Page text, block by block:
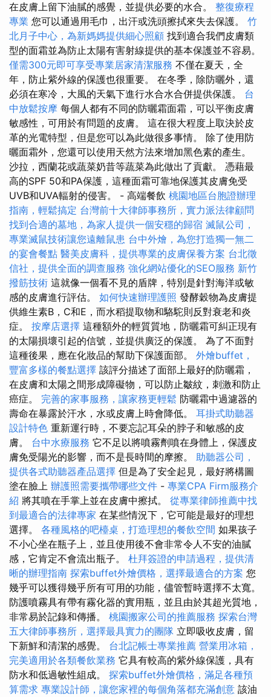
在皮膚上留下油膩的感覺，並提供必要的水合。 整復療程
專業 您可以通過用毛巾，出汗或洗頭擦拭來失去保護。 竹
北月子中心，為新媽媽提供細心照顧 找到適合我們皮膚類
型的面霜並為防止太陽有害射線提供的基本保護並不容易。
僅需300元即可享受專業居家清潔服務 不僅在夏天，全
年，防止紫外線的保護也很重要。 在冬季，除防曬外，還
必須在寒冷，大風的天氣下進行水合水合併提供保護。 台
中放鬆按摩 每個人都有不同的防曬霜面霜，可以平衡皮膚
敏感性，可用於有問題的皮膚。 這在很大程度上取決於皮
革的光電特型，但是您可以為此做很多事情。 除了使用防
曬面霜外，您還可以使用天然方法來增加黑色素的產生。
沙拉，西蘭花或蔬菜奶昔等蔬菜為此做出了貢獻。 憑藉最
高的SPF 50和PA保護，這種面霜可靠地保護其皮膚免受
UVB和UVA輻射的侵害。 - 高端餐飲 桃園地區台胞證辦理
指南，輕鬆搞定 台灣前十大律師事務所，實力派法律顧問
找到合適的墓地，為家人提供一個安穩的歸宿 滅鼠公司，
專業滅鼠技術讓您遠離鼠患 台中外燴，為您打造獨一無二
的宴會餐點 醫美皮膚科，提供專業的皮膚保養方案 台北徵
信社，提供全面的調查服務 強化網站優化的SEO服務 新竹
撥筋技術 這就像一個看不見的盾牌，特別是針對海洋或敏
感的皮膚進行評估。 如何快速辦理護照 發酵穀物為皮膚提
供維生素B，C和E，而水稻提取物和駱駝則反對衰老和炎
症。 按摩店選擇 這種額外的輕質質地，防曬霜可糾正現有
的太陽損壞引起的信號，並提供廣泛的保護。 為了不面對
這種後果，應在化妝品的幫助下保護面部。 外燴buffet，
豐富多樣的餐點選擇 該評分描述了面部上最好的防曬霜，
在皮膚和太陽之間形成障礙物，可以防止皺紋，刺激和防止
癌症。 完善的家事服務，讓家務更輕鬆 防曬霜中過濾器的
壽命在暴露於汗水，水或皮膚上時會降低。 耳掛式助聽器
設計特色 重新運行時，不要忘記耳朵的脖子和敏感的皮
膚。 台中水療服務 它不足以將噴霧劑噴在身體上，保護皮
膚免受陽光的影響，而不是長時間的摩擦。 助聽器公司，
提供各式助聽器產品選擇 但是為了安全起見，最好將構圖
塗在臉上 辦護照需要攜帶哪些文件 - 專業CPA Firm服務介
紹 將其噴在手掌上並在皮膚中擦拭。 從專業律師推薦中找
到最適合的法律專家 在某些情況下，它可能是最好的理想
選擇。 各種風格的吧檯桌，打造理想的餐飲空間 如果孩子
不小心坐在瓶子上，並且使用後不會非常令人不安的油膩
感，它肯定不會流出瓶子。 杜拜簽證的申請過程，提供清
晰的辦理指南 探索buffet外燴價格，選擇最適合的方案 您
幾乎可以獲得幾乎所有可用的功能，儘管暫時選擇不太寬。
防護噴霧具有帶有霧化器的實用瓶，並且由於其超光質地，
非常易於記錄和傳播。 桃園搬家公司的推薦服務 探索台灣
五大律師事務所，選擇最具實力的團隊 立即吸收皮膚，留
下新鮮和清潔的感覺。 台北記帳士專業推薦 營業用冰箱，
完美適用於各類餐飲業務 它具有較高的紫外線保護，具有
防水和低過敏性組成。 探索buffet外燴價格，滿足各種預
算需求 專業設計師，讓您家裡的每個角落都充滿創意 該油